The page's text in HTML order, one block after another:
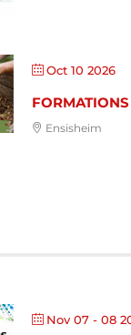
Oct 10 2026
Ensisheim
Nov 07 - 08